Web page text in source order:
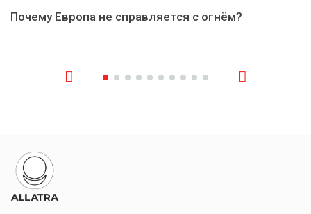
Почему Европа не справляется с огнём?